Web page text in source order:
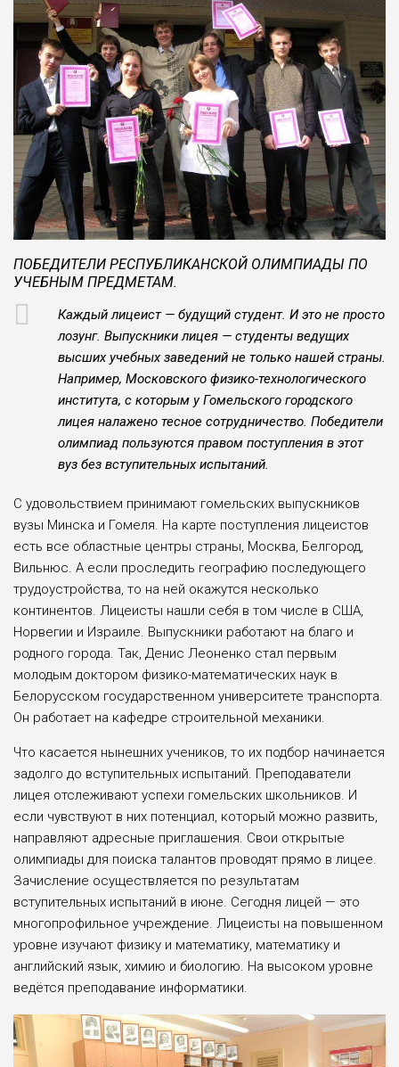
ПОБЕДИТЕЛИ РЕСПУБЛИКАНСКОЙ ОЛИМПИАДЫ ПО
УЧЕБНЫМ ПРЕДМЕТАМ.
Каждый лицеист — будущий студент. И это не просто
лозунг. Выпускники лицея — студенты ведущих
высших учебных заве­дений не только нашей страны.
Например, Московского физико-технологического
института, с которым у Гомельского город­ского
лицея налажено тесное сотрудни­чество. Победители
олимпиад пользуют­ся правом поступления в этот
вуз без всту­пительных испытаний.
С удовольствием принимают гомельских выпускников
вузы Минска и Гомеля. На карте поступления лицеистов
есть все областные центры стра­ны, Москва, Белгород,
Вильнюс. А если проследить географию последующего
тру­доустройства, то на ней окажутся несколько
континентов. Лицеисты нашли себя в том числе в США,
Норвегии и Израиле. Выпуск­ники работают на благо и
родного города. Так, Денис Леоненко стал первым
молодым доктором физико-математических наук в
Белорусском государственном университете транспорта.
Он работает на кафедре строи­тельной механики.
Что касается нынешних учеников, то их подбор начинается
задолго до вступитель­ных испытаний. Преподаватели
лицея отсле­живают успехи гомельских школьников. И
если чувствуют в них потенциал, который можно развить,
направляют адресные при­глашения. Свои открытые
олимпиады для поиска талантов проводят прямо в лицее.
Зачисление осуществляется по результатам
вступительных испытаний в июне. Сегодня лицей — это
многопрофильное учреждение. Лицеисты на повышенном
уровне изучают физику и математику, математику и
англий­ский язык, химию и биологию. На высоком уровне
ведётся преподавание информатики.